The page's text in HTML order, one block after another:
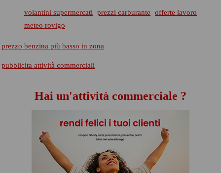
volantini supermercati prezzi carburante
offerte lavoro
meteo rovigo
prezzo benzina più basso in zona
pubblicita attività commerciali
Hai un'attività commerciale ?